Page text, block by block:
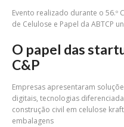
Evento realizado durante o 56.º
de Celulose e Papel da ABTCP
O papel das
C&P
Empresas apresentaram
digitais, tecnologias
construção civil em celulose
embalagens